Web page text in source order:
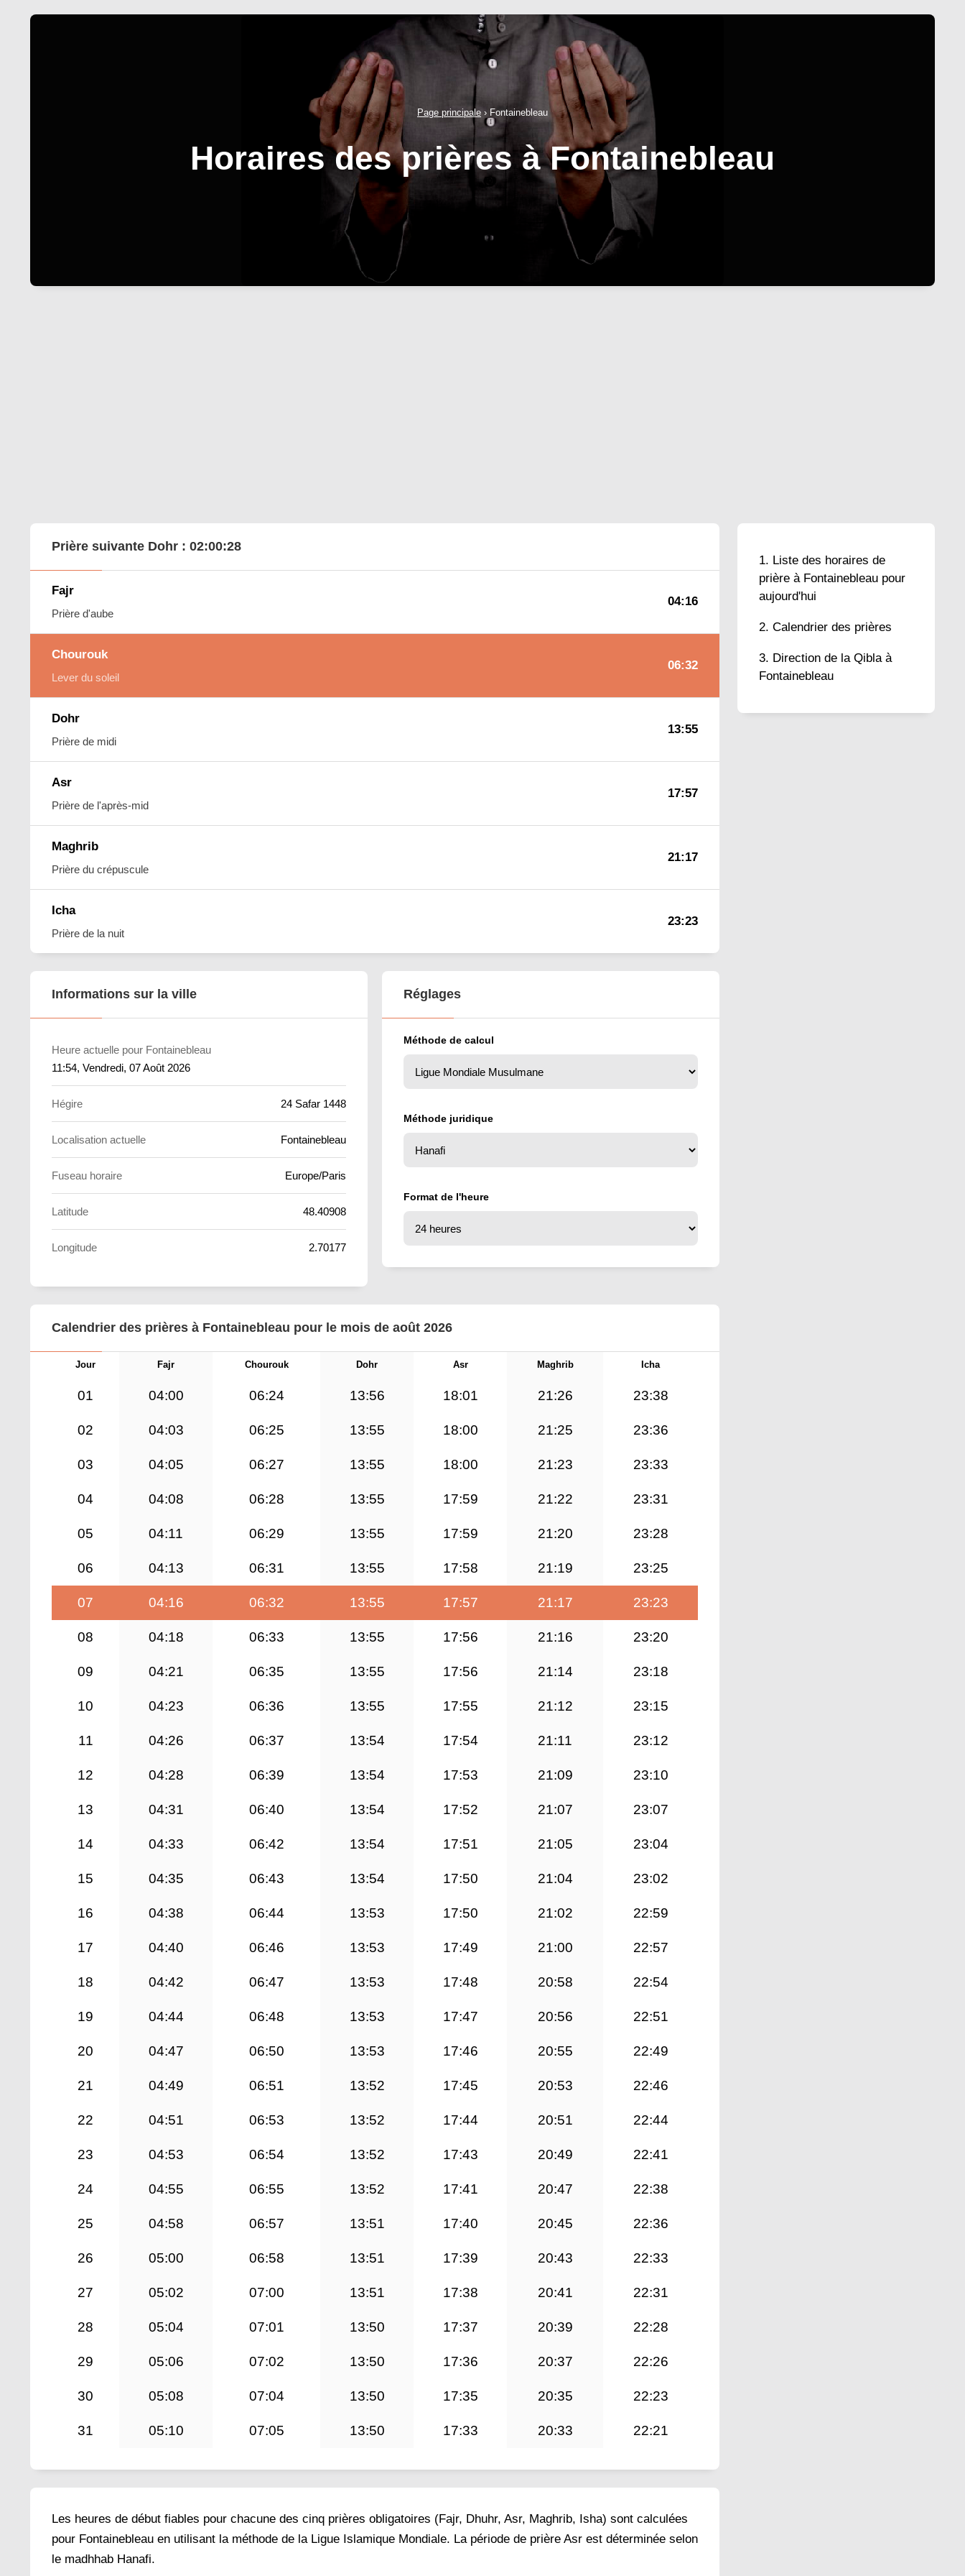
Page principale › Fontainebleau
Horaires des prières à Fontainebleau
Liste des horaires de
prière à Fontainebleau pour
aujourd'hui
Calendrier des prières
Direction de la Qibla à
Fontainebleau
Prière suivante Dohr : 02:00:27
Fajr
Prière d'aube
04:16
Chourouk
Lever du soleil
06:32
Dohr
Prière de midi
13:55
Asr
Prière de l'après-mid
17:57
Maghrib
Prière du crépuscule
21:17
Icha
Prière de la nuit
23:23
Informations sur la ville
Heure actuelle pour Fontainebleau
11:54, Vendredi, 07 Août 2026
Hégire 24 Safar 1448
Localisation actuelle Fontainebleau
Fuseau horaire Europe/Paris
Latitude 48.40908
Longitude 2.70177
Réglages
Méthode de calcul
Méthode juridique
Format de l'heure
Calendrier des prières à Fontainebleau pour le mois de août 2026
Jour Fajr Chourouk Dohr Asr Maghrib Icha
01 04:00 06:24 13:56 18:01 21:26 23:38
02 04:03 06:25 13:55 18:00 21:25 23:36
03 04:05 06:27 13:55 18:00 21:23 23:33
04 04:08 06:28 13:55 17:59 21:22 23:31
05 04:11 06:29 13:55 17:59 21:20 23:28
06 04:13 06:31 13:55 17:58 21:19 23:25
07 04:16 06:32 13:55 17:57 21:17 23:23
08 04:18 06:33 13:55 17:56 21:16 23:20
09 04:21 06:35 13:55 17:56 21:14 23:18
10 04:23 06:36 13:55 17:55 21:12 23:15
11 04:26 06:37 13:54 17:54 21:11 23:12
12 04:28 06:39 13:54 17:53 21:09 23:10
13 04:31 06:40 13:54 17:52 21:07 23:07
14 04:33 06:42 13:54 17:51 21:05 23:04
15 04:35 06:43 13:54 17:50 21:04 23:02
16 04:38 06:44 13:53 17:50 21:02 22:59
17 04:40 06:46 13:53 17:49 21:00 22:57
18 04:42 06:47 13:53 17:48 20:58 22:54
19 04:44 06:48 13:53 17:47 20:56 22:51
20 04:47 06:50 13:53 17:46 20:55 22:49
21 04:49 06:51 13:52 17:45 20:53 22:46
22 04:51 06:53 13:52 17:44 20:51 22:44
23 04:53 06:54 13:52 17:43 20:49 22:41
24 04:55 06:55 13:52 17:41 20:47 22:38
25 04:58 06:57 13:51 17:40 20:45 22:36
26 05:00 06:58 13:51 17:39 20:43 22:33
27 05:02 07:00 13:51 17:38 20:41 22:31
28 05:04 07:01 13:50 17:37 20:39 22:28
29 05:06 07:02 13:50 17:36 20:37 22:26
30 05:08 07:04 13:50 17:35 20:35 22:23
31 05:10 07:05 13:50 17:33 20:33 22:21
Les heures de début fiables pour chacune des cinq prières obligatoires (Fajr, Dhuhr, Asr, Maghrib, Isha) sont calculées
pour Fontainebleau en utilisant la méthode de la Ligue Islamique Mondiale. La période de prière Asr est déterminée selon
le madhhab Hanafi.